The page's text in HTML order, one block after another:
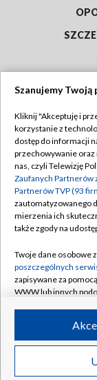
Abonament
Emisja w TVP
Centrum
Naziemna
Rada
System NOS
Informacje o
Program dla
Ogłoszenie
©2026
Szanujemy Twoją
Kliknij "Akceptuję i
korzystanie z
dostęp do informacji
przechowywanie oraz
nas, czyli Telewizję
Zaufanych Partnerów
Partnerów TVP (93
zautomatyzowanego
mierzenia ich
także zgody na
Twoje dane osobowe
poszczególnych
zapisywane za
WWW lub innych
ruchu w Internecie.
Twoje dane osobowe
poszczególnych